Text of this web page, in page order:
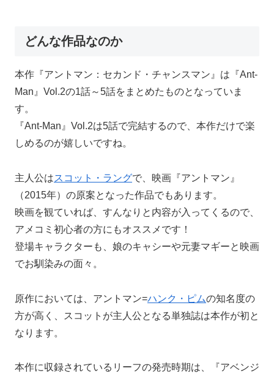
どんな作品なのか
本作『アントマン：セカンド・チャンスマン』は『Ant-
Man』Vol.2の1話～5話をまとめたものとなっていま
す。
『Ant-Man』Vol.2は5話で完結するので、本作だけで楽
しめるのが嬉しいですね。
主人公はスコット・ラングで、映画『アントマン』
（2015年）の原案となった作品でもあります。
映画を観ていれば、すんなりと内容が入ってくるので、
アメコミ初心者の方にもオススメです！
登場キャラクターも、娘のキャシーや元妻マギーと映画
でお馴染みの面々。
原作においては、アントマン=ハンク・ピムの知名度の
方が高く、スコットが主人公となる単独誌は本作が初と
なります。
本作に収録されているリーフの発売時期は、『アベンジ